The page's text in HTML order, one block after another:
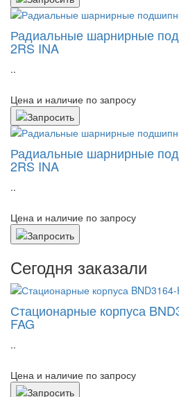
Радиальные шарнирные
2RS INA
..
Цена и наличие по запросу
Радиальные шарнирные
2RS INA
..
Цена и наличие по запросу
Сегодня заказали
Стационарные корпуса
FAG
..
Цена и наличие по запросу